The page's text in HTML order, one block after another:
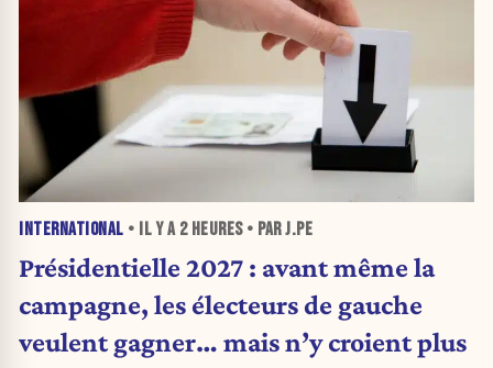
INTERNATIONAL • IL Y A 2 HEURES• PAR J.PE
Présidentielle 2027 : avant même la
campagne, les électeurs de gauche
veulent gagner… mais n’y croient plus